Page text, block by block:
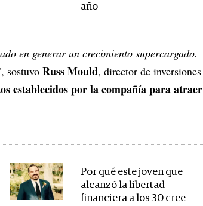
año
en generar un crecimiento supercargado.
, sostuvo Russ Mould, director de inversiones
establecidos por la compañía para atraer
Por qué este joven que
alcanzó la libertad
financiera a los 30 cree